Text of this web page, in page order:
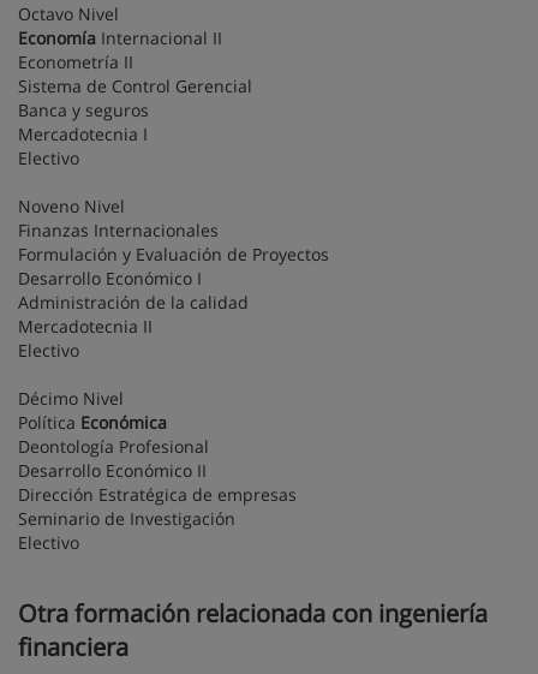
Octavo Nivel
Economía Internacional II
Econometría II
Sistema de Control Gerencial
Banca y seguros
Mercadotecnia I
Electivo
Noveno Nivel
Finanzas Internacionales
Formulación y Evaluación de Proyectos
Desarrollo Económico I
Administración de la calidad
Mercadotecnia II
Electivo
Décimo Nivel
Política Económica
Deontología Profesional
Desarrollo Económico II
Dirección Estratégica de empresas
Seminario de Investigación
Electivo
Otra formación relacionada con ingeniería
financiera